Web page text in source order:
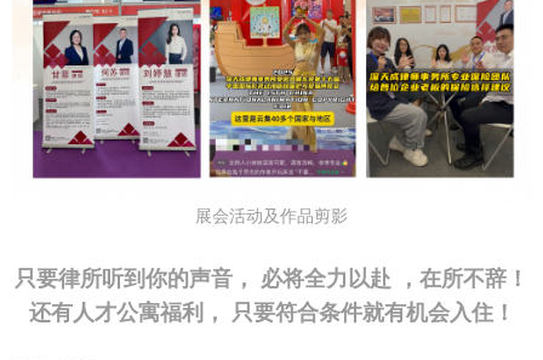
展会活动及作品剪影
只要律所听到你的声音， 必将全力以赴 ，在所不辞！
还有人才公寓福利， 只要符合条件就有机会入住！